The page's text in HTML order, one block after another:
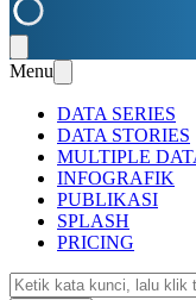
Menu
DATA SERIES
DATA STORIES
MULTIPLE
INFOGRAFIK
PUBLIKASI
SPLASH
PRICING